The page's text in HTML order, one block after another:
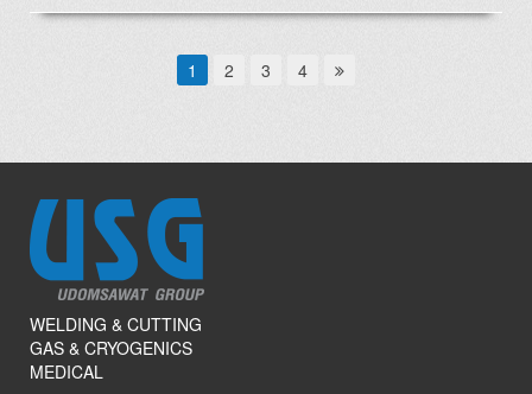
1 2 3 4
WELDING & CUTTING
GAS & CRYOGENICS
MEDICAL